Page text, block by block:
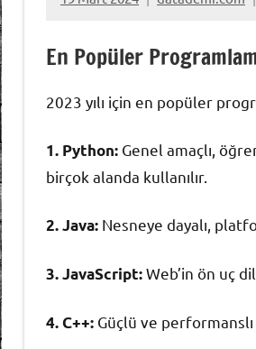
En Popüler
2023 yılı için en popüler
1. Python: Genel amaçlı,
birçok alanda kullanılır.
2. Java: Nesneye dayalı,
3. JavaScript:Web’in ön uç
4. C++: Güçlü ve